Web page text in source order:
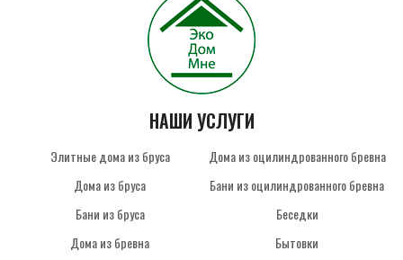
НАШИ УСЛУГИ
Элитные дома из бруса
Дома из бруса
Бани из бруса
Дома из бревна
Дома из оцилиндрованного бревна
Бани из оцилиндрованного бревна
Беседки
Бытовки